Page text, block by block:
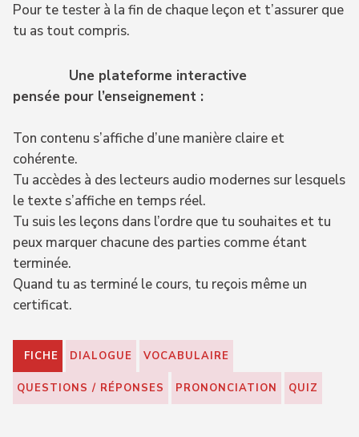
Pour te tester à la fin de chaque leçon et t’assurer que
tu as tout compris.
Une plateforme interactive
pensée pour l’enseignement :
Ton contenu s’affiche d’une manière claire et
cohérente.
Tu accèdes à des lecteurs audio modernes sur lesquels
le texte s’affiche en temps réel.
Tu suis les leçons dans l’ordre que tu souhaites et tu
peux marquer chacune des parties comme étant
terminée.
Quand tu as terminé le cours, tu reçois même un
certificat.
FICHE DIALOGUE VOCABULAIRE
QUESTIONS / RÉPONSES PRONONCIATION QUIZ